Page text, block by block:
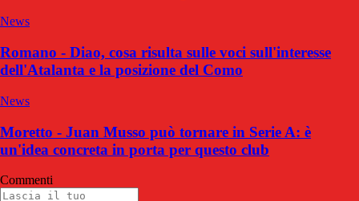
News
Romano - Diao, cosa risulta sulle voci sull'interesse
dell'Atalanta e la posizione del Como
News
Moretto - Juan Musso può tornare in Serie A: è
un'idea concreta in porta per questo club
Commenti